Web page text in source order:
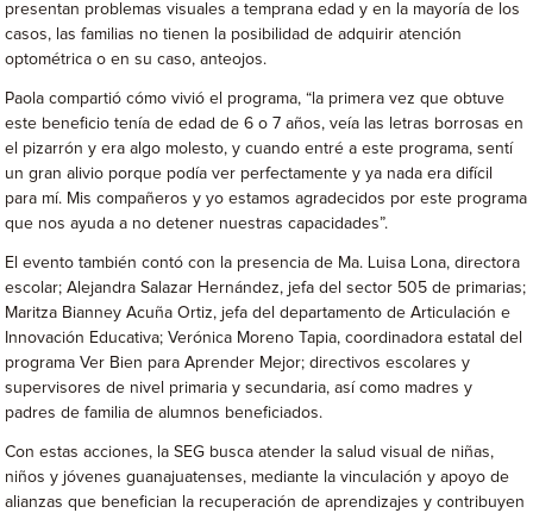
presentan problemas visuales a temprana edad y en la mayoría de los
casos, las familias no tienen la posibilidad de adquirir atención
optométrica o en su caso, anteojos.
Paola compartió cómo vivió el programa, “la primera vez que obtuve
este beneficio tenía de edad de 6 o 7 años, veía las letras borrosas en
el pizarrón y era algo molesto, y cuando entré a este programa, sentí
un gran alivio porque podía ver perfectamente y ya nada era difícil
para mí. Mis compañeros y yo estamos agradecidos por este programa
que nos ayuda a no detener nuestras capacidades”.
El evento también contó con la presencia de Ma. Luisa Lona, directora
escolar; Alejandra Salazar Hernández, jefa del sector 505 de primarias;
Maritza Bianney Acuña Ortiz, jefa del departamento de Articulación e
Innovación Educativa; Verónica Moreno Tapia, coordinadora estatal del
programa Ver Bien para Aprender Mejor; directivos escolares y
supervisores de nivel primaria y secundaria, así como madres y
padres de familia de alumnos beneficiados.
Con estas acciones, la SEG busca atender la salud visual de niñas,
niños y jóvenes guanajuatenses, mediante la vinculación y apoyo de
alianzas que benefician la recuperación de aprendizajes y contribuyen